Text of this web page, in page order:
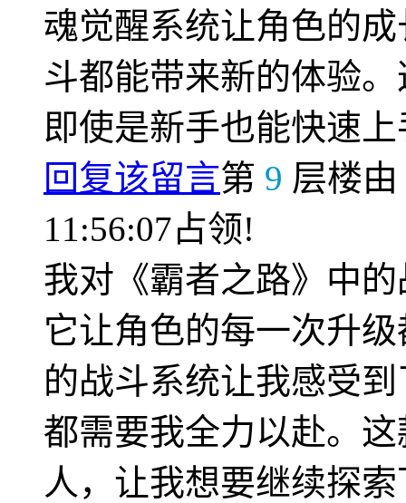
魂觉醒系统让角色的
斗都能带来新的体验
即使是新手也能快速
回复该留言第 9 层楼由
11:56:07占领!
我对《霸者之路》中
它让角色的每一次升
的战斗系统让我感受
都需要我全力以赴。
人，让我想要继续探